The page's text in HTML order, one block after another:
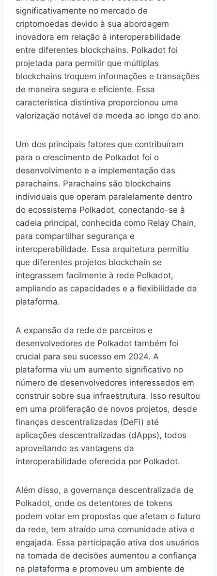
significativamente no mercado de
criptomoedas devido à sua abordagem
inovadora em relação à interoperabilidade
entre diferentes blockchains. Polkadot foi
projetada para permitir que múltiplas
blockchains troquem informações e transações
de maneira segura e eficiente. Essa
característica distintiva proporcionou uma
valorização notável da moeda ao longo do ano.
Um dos principais fatores que contribuíram
para o crescimento de Polkadot foi o
desenvolvimento e a implementação das
parachains. Parachains são blockchains
individuais que operam paralelamente dentro
do ecossistema Polkadot, conectando-se à
cadeia principal, conhecida como Relay Chain,
para compartilhar segurança e
interoperabilidade. Essa arquitetura permitiu
que diferentes projetos blockchain se
integrassem facilmente à rede Polkadot,
ampliando as capacidades e a flexibilidade da
plataforma.
A expansão da rede de parceiros e
desenvolvedores de Polkadot também foi
crucial para seu sucesso em 2024. A
plataforma viu um aumento significativo no
número de desenvolvedores interessados em
construir sobre sua infraestrutura. Isso resultou
em uma proliferação de novos projetos, desde
finanças descentralizadas (DeFi) até
aplicações descentralizadas (dApps), todos
aproveitando as vantagens da
interoperabilidade oferecida por Polkadot.
Além disso, a governança descentralizada de
Polkadot, onde os detentores de tokens
podem votar em propostas que afetam o futuro
da rede, tem atraído uma comunidade ativa e
engajada. Essa participação ativa dos usuários
na tomada de decisões aumentou a confiança
na plataforma e promoveu um ambiente de